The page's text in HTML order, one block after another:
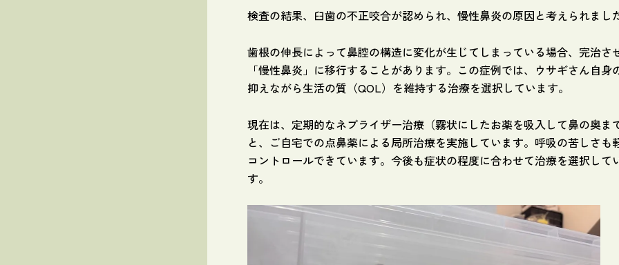
検査の結果、臼歯の不正咬合が認められ、慢性鼻炎の原因と考えられまし
歯根の伸長によって鼻腔の構造に変化が生じてしまっている場合、完治さ
「慢性鼻炎」に移行することがあります。この症例では、ウサギさん自身
抑えながら生活の質（QOL）を維持する治療を選択しています。
現在は、定期的なネブライザー治療（霧状にしたお薬を吸入して鼻の奥ま
と、ご自宅での点鼻薬による局所治療を実施しています。呼吸の苦しさも
コントロールできています。今後も症状の程度に合わせて治療を選択して
す。